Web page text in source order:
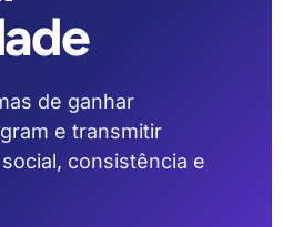
de ganhar
e transmitir
consistência e